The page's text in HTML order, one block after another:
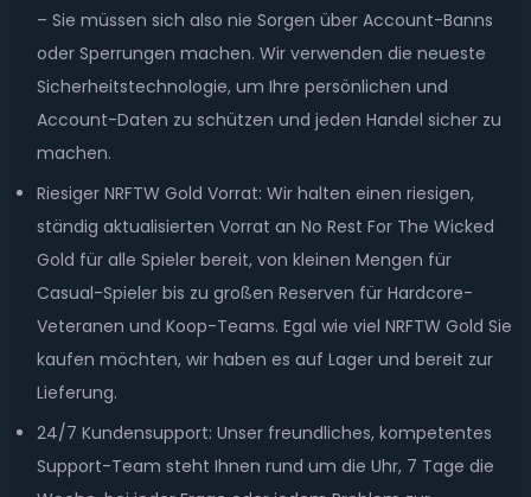
– Sie müssen sich also nie Sorgen über Account-Banns
oder Sperrungen machen. Wir verwenden die neueste
Sicherheitstechnologie, um Ihre persönlichen und
Account-Daten zu schützen und jeden Handel sicher zu
machen.
Riesiger NRFTW Gold Vorrat: Wir halten einen riesigen,
ständig aktualisierten Vorrat an No Rest For The Wicked
Gold für alle Spieler bereit, von kleinen Mengen für
Casual-Spieler bis zu großen Reserven für Hardcore-
Veteranen und Koop-Teams. Egal wie viel NRFTW Gold Sie
kaufen möchten, wir haben es auf Lager und bereit zur
Lieferung.
24/7 Kundensupport: Unser freundliches, kompetentes
Support-Team steht Ihnen rund um die Uhr, 7 Tage die